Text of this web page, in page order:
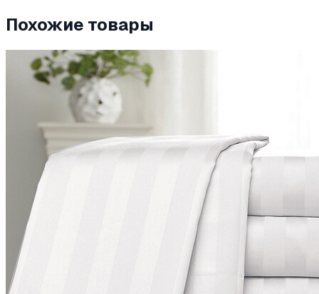
Похожие товары